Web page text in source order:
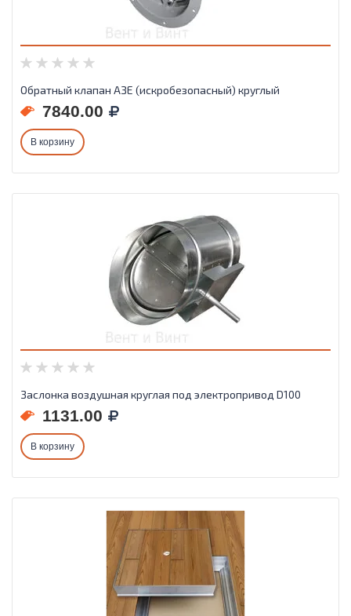
Обратный клапан АЗЕ (искробезопасный) круглый
7840.00
В корзину
Заслонка воздушная круглая под электропривод D100
1131.00
В корзину